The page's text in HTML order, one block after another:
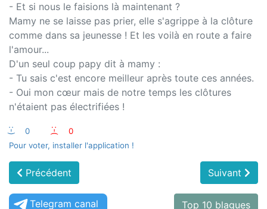
- Et si nous le faisions là maintenant ?
Mamy ne se laisse pas prier, elle s'agrippe à la clôture
comme dans sa jeunesse ! Et les voilà en route a faire
l'amour...
D'un seul coup papy dit à mamy :
- Tu sais c'est encore meilleur après toute ces années.
- Oui mon cœur mais de notre temps les clôtures
n'étaient pas électrifiées !
:-) 0 :-(
0
Pour voter, installer l'application !
Précédent Suivant
Telegram canal Top 10 blagues